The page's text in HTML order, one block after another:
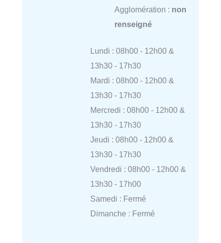
Agglomération : non
renseigné
Lundi : 08h00 - 12h00 &
13h30 - 17h30
Mardi : 08h00 - 12h00 &
13h30 - 17h30
Mercredi : 08h00 - 12h00 &
13h30 - 17h30
Jeudi : 08h00 - 12h00 &
13h30 - 17h30
Vendredi : 08h00 - 12h00 &
13h30 - 17h00
Samedi : Fermé
Dimanche : Fermé